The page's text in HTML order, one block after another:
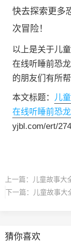
快去探索更多
次冒险！
以上是关于儿
在线听睡前恐
的朋友们有所帮
本文标题： 儿
在线听睡前恐
yjbl.com/ert/
上一篇：
儿童故事大
下一篇：
儿童故事大
猜你喜欢